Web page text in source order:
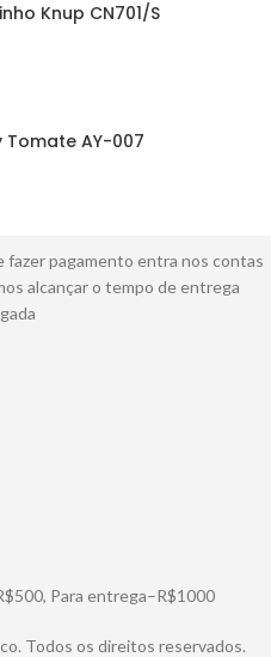
Knup CN701/S
Tomate AY-007
fazer pagamento entra nos contas
alcançar o tempo de entrega
Para entrega–R$1000
Todos os direitos reservados.